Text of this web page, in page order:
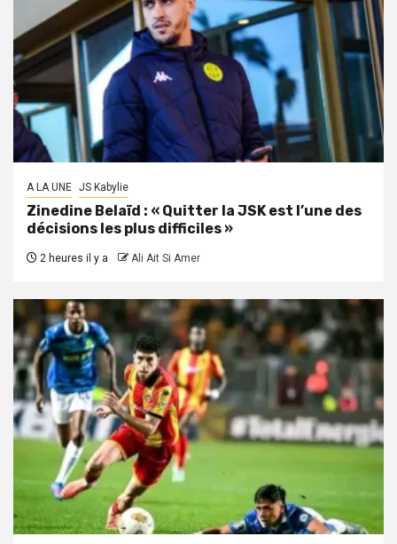
A LA UNE JS Kabylie
Zinedine Belaïd : « Quitter la JSK est l’une des
décisions les plus difficiles »
2 heures il y a Ali Ait Si Amer